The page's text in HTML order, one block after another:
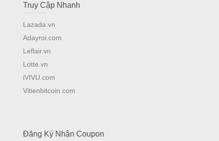
Truy Cập Nhanh
Lazada.vn
Adayroi.com
Leflair.vn
Lotte.vn
iVIVU.com
Vitienbitcoin.com
Đăng Ký Nhận Coupon